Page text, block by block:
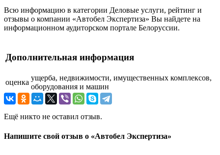
Всю информацию в категории Деловые услуги, рейтинг и
отзывы о компании «Автобел Экспертиза» Вы найдете на
информационном аудиторском портале Белоруссии.
Дополнительная информация
оценка
ущерба, недвижимости, имущественных комплексов,
оборудования и машин
Ещё никто не оставил отзыв.
Напишите свой отзыв о «Автобел Экспертиза»